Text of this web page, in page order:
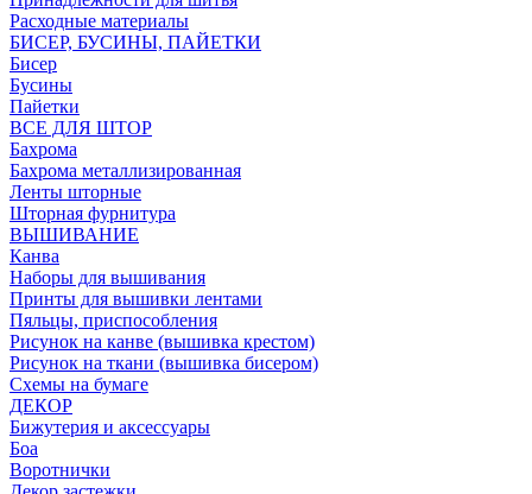
Расходные материалы
БИСЕР, БУСИНЫ, ПАЙЕТКИ
Бисер
Бусины
Пайетки
ВСЕ ДЛЯ ШТОР
Бахрома
Бахрома металлизированная
Ленты шторные
Шторная фурнитура
ВЫШИВАНИЕ
Канва
Наборы для вышивания
Принты для вышивки лентами
Пяльцы, приспособления
Рисунок на канве (вышивка крестом)
Рисунок на ткани (вышивка бисером)
Схемы на бумаге
ДЕКОР
Бижутерия и аксессуары
Боа
Воротнички